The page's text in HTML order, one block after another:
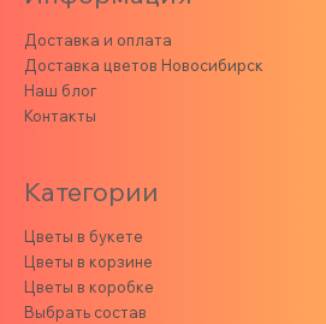
Доставка и оплата
Доставка цветов Новосибирск
Наш блог
Контакты
Категории
Цветы в букете
Цветы в корзине
Цветы в коробке
Выбрать состав